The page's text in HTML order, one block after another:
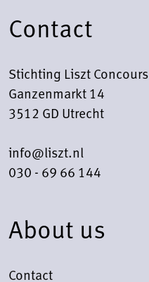
Contact
Stichting Liszt Concours
Ganzenmarkt 14
3512 GD Utrecht
info@liszt.nl
030 - 69 66 144
About us
Contact